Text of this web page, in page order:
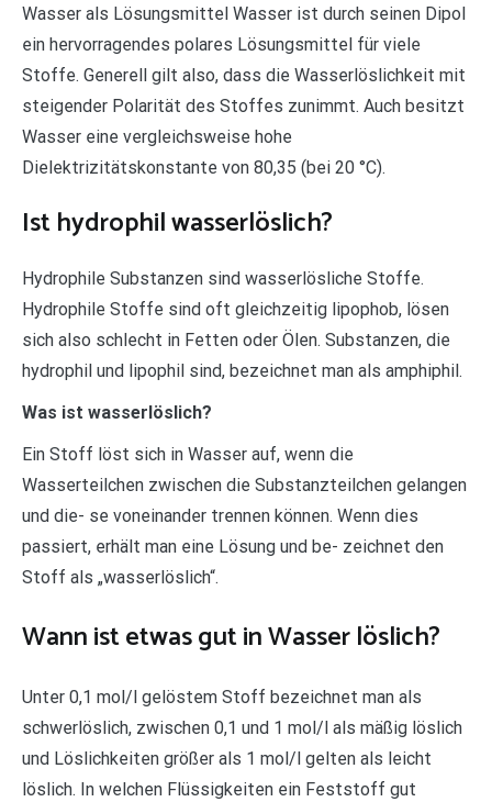
Wasser als Lösungsmittel Wasser ist durch seinen Dipol
ein hervorragendes polares Lösungsmittel für viele
Stoffe. Generell gilt also, dass die Wasserlöslichkeit mit
steigender Polarität des Stoffes zunimmt. Auch besitzt
Wasser eine vergleichsweise hohe
Dielektrizitätskonstante von 80,35 (bei 20 °C).
Ist hydrophil wasserlöslich?
Hydrophile Substanzen sind wasserlösliche Stoffe.
Hydrophile Stoffe sind oft gleichzeitig lipophob, lösen
sich also schlecht in Fetten oder Ölen. Substanzen, die
hydrophil und lipophil sind, bezeichnet man als amphiphil.
Was ist wasserlöslich?
Ein Stoff löst sich in Wasser auf, wenn die
Wasserteilchen zwischen die Substanzteilchen gelangen
und die- se voneinander trennen können. Wenn dies
passiert, erhält man eine Lösung und be- zeichnet den
Stoff als „wasserlöslich“.
Wann ist etwas gut in Wasser löslich?
Unter 0,1 mol/l gelöstem Stoff bezeichnet man als
schwerlöslich, zwischen 0,1 und 1 mol/l als mäßig löslich
und Löslichkeiten größer als 1 mol/l gelten als leicht
löslich. In welchen Flüssigkeiten ein Feststoff gut